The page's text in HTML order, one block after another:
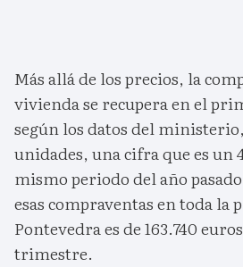
Más allá de los precios, la
vivienda se recupera en el
según los datos del
unidades, una cifra que es un
mismo periodo del año
esas compraventas en toda la
Pontevedra es de 163.740
trimestre.